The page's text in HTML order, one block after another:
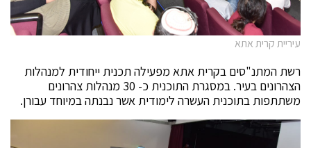
עיריית קרית אתא
רשת המתנ"סים בקרית אתא מפעילה תכנית ייחודית למנהלות
הצהרונים בעיר. במסגרת התוכנית כ- 30 מנהלות צהרונים
משתתפות בתוכנית העשרה לימודית אשר נבנתה במיוחד עבורן.